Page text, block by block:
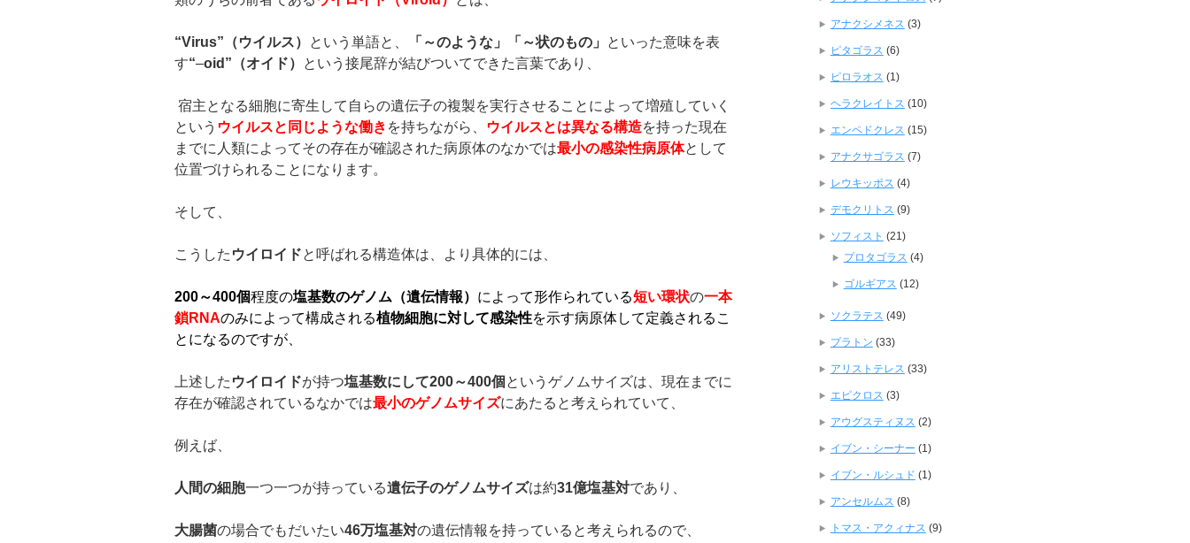
“Virus”（ウイルス） という単語と、 「～のような」「～状のもの」
といった意味を表
す“–oid ”（オイド） という接尾辞が結びついてできた言葉であり、
宿主となる細胞に寄生して自らの遺伝子の複製を実行させることによって増殖していく
という ウイルスと同じような働き を持ちながら、 ウイルスとは異なる構造を持った現在
までに人類によってその存在が確認された病原体のなかでは最小の感染性病原体として
位置づけられることになります。
そして、
こうした ウイロイドと呼ばれる構造体は、より具体的には、
200～400個程度の塩基数のゲノム（遺伝情報） によって形作られている短い環状の一本
鎖RNAのみによって構成される植物細胞に対して感染性を示す病原体して定義されるこ
とになるのですが、
上述した ウイロイドが持つ塩基数にして200～400個 というゲノムサイズは、現在までに
存在が確認されているなかでは最小のゲノムサイズにあたると考えられていて、
例えば、
人間の細胞一つ一つが持っている遺伝子のゲノムサイズは約31億塩基対であり、
大腸菌の場合でもだいたい46万塩基対の遺伝情報を持っていると考えられるので、
アナクシメネス (3)
ピタゴラス (6)
ピロラオス (1)
ヘラクレイトス (10)
エンペドクレス (15)
アナクサゴラス (7)
レウキッポス (4)
デモクリトス (9)
ソフィスト (21)
プロタゴラス (4)
ゴルギアス (12)
ソクラテス (49)
プラトン (33)
アリストテレス (33)
エピクロス (3)
アウグスティヌス (2)
イブン・シーナー (1)
イブン・ルシュド (1)
アンセルムス (8)
トマス・アクィナス (9)